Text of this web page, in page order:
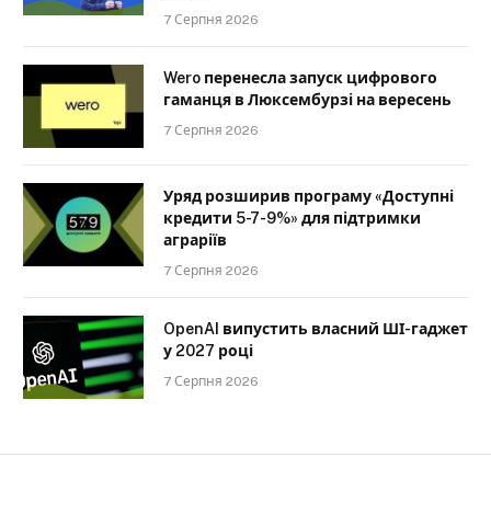
7 Серпня 2026
Wero перенесла запуск цифрового
гаманця в Люксембурзі на вересень
7 Серпня 2026
Уряд розширив програму «Доступні
кредити 5-7-9%» для підтримки
аграріїв
7 Серпня 2026
OpenAI випустить власний ШІ-гаджет
у 2027 році
7 Серпня 2026